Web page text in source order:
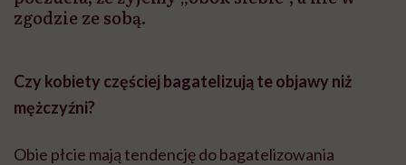
zgodzie ze sobą.
Czy kobiety częściej bagatelizują te objawy niż
mężczyźni?
Obie płcie mają tendencję do bagatelizowania